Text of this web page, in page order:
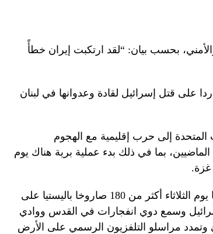
بحسب بيان: “لقد ارتكبت إيران خطأً
على قتل إسرائيل لقادة وعدوانها في لبنان
المتحدة إلى حرب إقليمية مع الهجوم
بما في ذلك بدء عملية برية هناك يوم
غزة.
وقالت إسرائيل إن إيران أطلقت في هجومها يوم الثلاثاء أكثر من 180 صاروخا باليستيا على
وسمع دوي انفجارات في القدس ووادي
وتمدد مراسلو التلفزيون الرسمي على الأرض